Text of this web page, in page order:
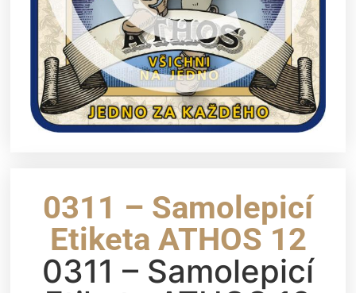
0311 – Samolepicí
Etiketa ATHOS 12
0311 – Samolepicí